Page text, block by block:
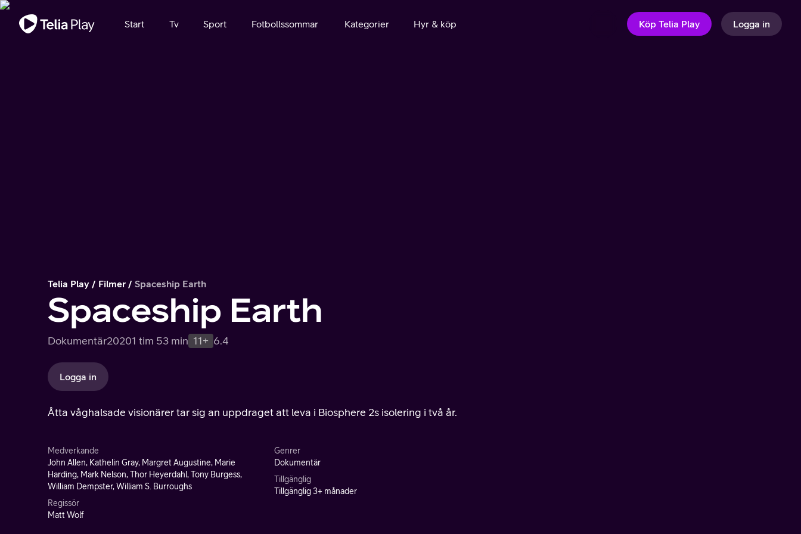
Viktigt meddelande
Start Tv Sport Fotbollssommar Kategorier Hyr & köp Köp Telia Play Logga in
Telia Play Filmer Spaceship Earth
Spaceship Earth
Dokumentär20201 tim 53 min 11+ 6.4
Logga in
Åtta våghalsade visionärer tar sig an uppdraget att leva i Biosphere 2s isolering i två år.
Medverkande
John Allen, Kathelin Gray, Margret Augustine, Marie
Harding, Mark Nelson, Thor Heyerdahl, Tony Burgess,
William Dempster, William S. Burroughs
Regissör
Matt Wolf
Genrer
Dokumentär
Tillgänglig
Tillgänglig 3+ månader